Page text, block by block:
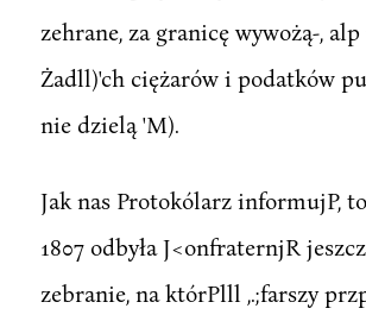
zehrane, za granicę wywożą-,
Żadll)'ch ciężarów i podatków
nie dzielą 'M).
Jak nas Protokólarz informujP,
1807 odbyła J<onfraternjR
zebranie, na którPlll ,.;farszy